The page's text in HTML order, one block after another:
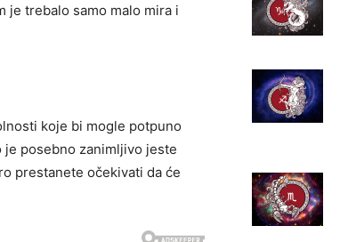
je trebalo samo malo mira i
koje bi mogle potpuno
posebno zanimljivo jeste
prestanete očekivati da će